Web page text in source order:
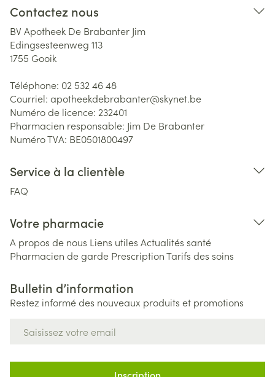
Contactez nous
BV Apotheek De Brabanter Jim
Edingsesteenweg 113
1755 Gooik
Téléphone: 02 532 46 48
Courriel: apotheekdebrabanter@skynet.be
Numéro de licence: 232401
Pharmacien responsable: Jim De Brabanter
Numéro TVA: BE0501800497
Service à la clientèle
FAQ
Votre pharmacie
A propos de nous Liens utiles Actualités santé
Pharmacien de garde PrescriptionTarifs des soins
Bulletin d’information
Restez informé des nouveaux produits et promotions